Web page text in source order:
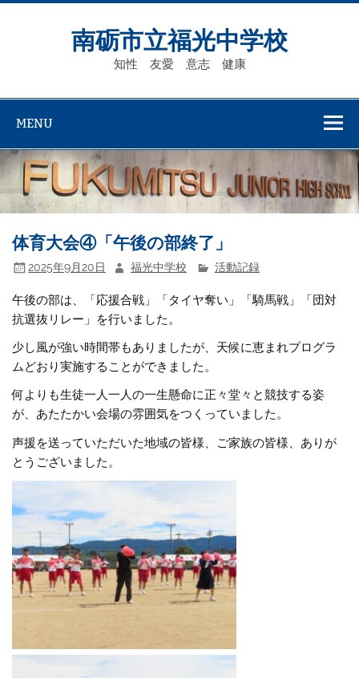
Skip
南砺市立福光中学校
知性 友愛 意志 健康
MENU
体育大会④「午後の部終了」
2025年9月20日 福光中学校 活動記録
午後の部は、「応援合戦」「タイヤ奪い」「騎馬戦」「団対
抗選抜リレー」を行いました。
少し風が強い時間帯もありましたが、天候に恵まれプログラ
ムどおり実施することができました。
何よりも生徒一人一人の一生懸命に正々堂々と競技する姿
が、あたたかい会場の雰囲気をつくっていました。
声援を送っていただいた地域の皆様、ご家族の皆様、ありが
とうございました。